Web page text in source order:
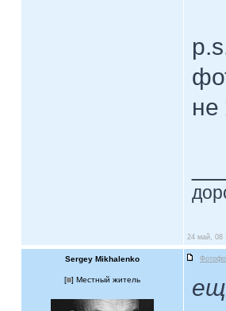
не
24 май, 08
Sergey Mikhalenko
[ ] Местный житель